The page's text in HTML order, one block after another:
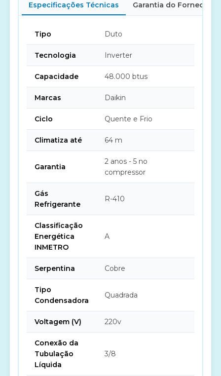
Especificações Técnicas Garantia do Fornecedor
Tipo Duto
Tecnologia Inverter
Capacidade 48.000 btus
Marcas Daikin
Ciclo Quente e Frio
Climatiza até 64 m
Garantia
2 anos - 5 no
compressor
Gás
Refrigerante
R-410
Classificação
Energética
INMETRO
A
Serpentina Cobre
Tipo
Condensadora
Quadrada
Voltagem (V) 220v
Conexão da
Tubulação
Líquida
3/8